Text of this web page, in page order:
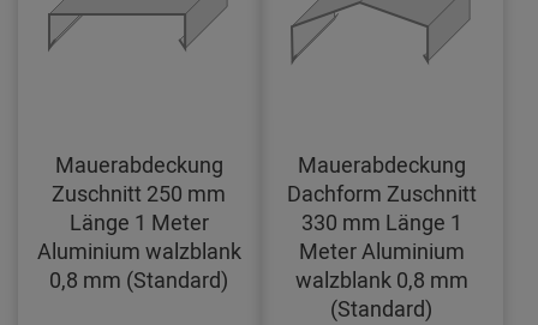
Mauerabdeckung
Zuschnitt 250 mm
Länge 1 Meter
Aluminium walzblank
0,8 mm (Standard)
Mauerabdeckung
Dachform Zuschnitt
330 mm Länge 1
Meter Aluminium
walzblank 0,8 mm
(Standard)